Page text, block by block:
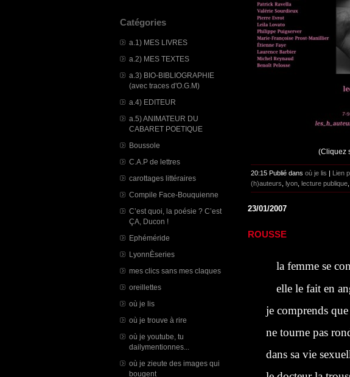
Catégories
a.1) MES LIVRES
a.2) MES TEXTES
a.3) BIO-BIBLIOGRAPHIE
(avec traces d'O.G.M)
a.4) EDITEUR
a.5) ANIMATEUR DU
CABARET POETIQUE
Boussole
C.A.P de lettres
carottages littéraires
Compile Face-Bouquienne
C’est quoi, la poésie ? C’est
ÇA, Ducon !
Ephéméride
LyonnÈseries
mes clics sans mes claques
oreillettes
où je lis
où je trouve à rire
où je youtube, tu
dailymentionnes...
où je zieute des images qui
bougent
(Cliquez
20:15 Publié dans où je lis Lien
(h)auteurs, lyon, lecture publique,
23/01/2007
ROUSSE
la femme se
elle le fait en
je comprends que
ne tourne pas
dans sa vie